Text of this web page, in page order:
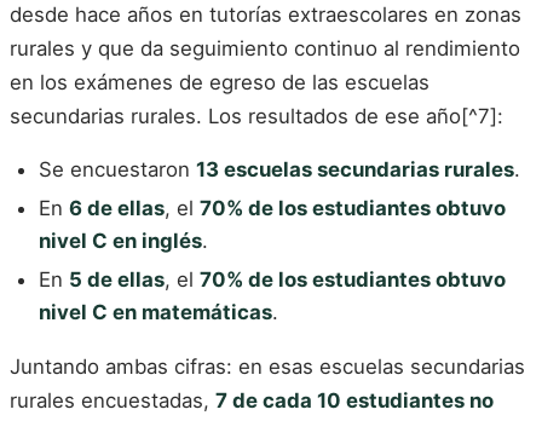
desde hace años en tutorías extraescolares en zonas
rurales y que da seguimiento continuo al rendimiento
en los exámenes de egreso de las escuelas
secundarias rurales. Los resultados de ese año[^7]:
Se encuestaron 13 escuelas secundarias rurales.
En 6 de ellas, el 70% de los estudiantes obtuvo
nivel C en inglés.
En 5 de ellas, el 70% de los estudiantes obtuvo
nivel C en matemáticas.
Juntando ambas cifras: en esas escuelas secundarias
rurales encuestadas, 7 de cada 10 estudiantes no